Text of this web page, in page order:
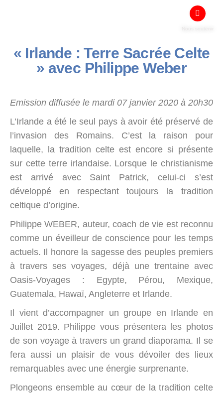
« Irlande : Terre Sacrée Celte
» avec Philippe Weber
Emission diffusée le mardi 07 janvier 2020 à 20h30
L’Irlande a été le seul pays à avoir été préservé de
l’invasion des Romains. C’est la raison pour
laquelle, la tradition celte est encore si présente
sur cette terre irlandaise. Lorsque le christianisme
est arrivé avec Saint Patrick, celui-ci s’est
développé en respectant toujours la tradition
celtique d’origine.
Philippe WEBER, auteur, coach de vie est reconnu
comme un éveilleur de conscience pour les temps
actuels. Il honore la sagesse des peuples premiers
à travers ses voyages, déjà une trentaine avec
Oasis-Voyages : Egypte, Pérou, Mexique,
Guatemala, Hawaï, Angleterre et Irlande.
Il vient d’accompagner un groupe en Irlande en
Juillet 2019. Philippe vous présentera les photos
de son voyage à travers un grand diaporama. Il se
fera aussi un plaisir de vous dévoiler des lieux
remarquables avec une énergie surprenante.
Plongeons ensemble au cœur de la tradition celte